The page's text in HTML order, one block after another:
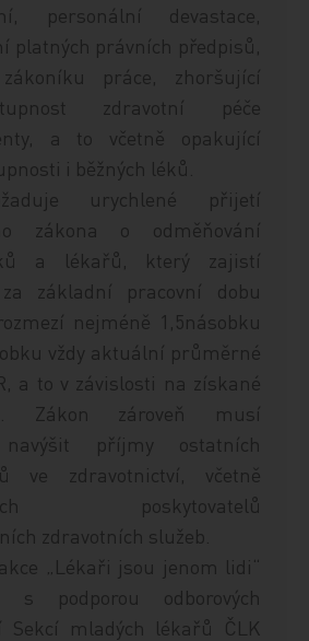
personální devastace,
platných právních předpisů,
práce, zhoršující
zdravotní péče
a to včetně opakující
i běžných léků.
urychlené přijetí
zákona o odměňování
a lékařů, který zajistí
základní pracovní dobu
nejméně 1,5násobku
vždy aktuální průměrné
a to v závislosti na získané
Zákon zároveň musí
příjmy ostatních
ve zdravotnictví, včetně
poskytovatelů
zdravotních služeb.
„Lékaři jsou jenom lidi“
s podporou odborových
Sekcí mladých lékařů ČLK